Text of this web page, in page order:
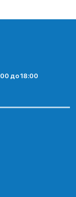
до 18:00